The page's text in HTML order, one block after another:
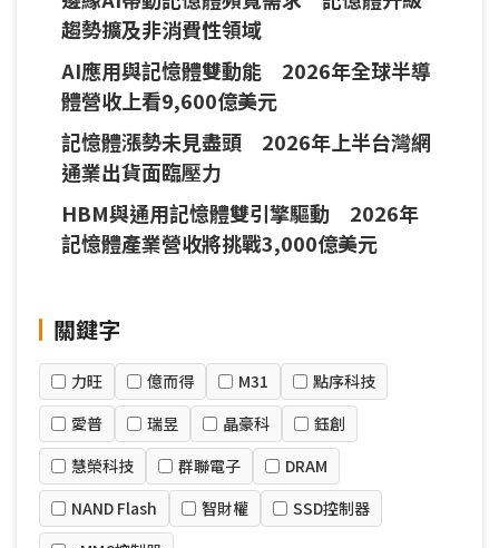
趨勢擴及非消費性領域
AI應用與記憶體雙動能 2026年全球半導
體營收上看9,600億美元
記憶體漲勢未見盡頭 2026年上半台灣網
通業出貨面臨壓力
HBM與通用記憶體雙引擎驅動 2026年
記憶體產業營收將挑戰3,000億美元
關鍵字
力旺 億而得 M31
點序科技
愛普
瑞昱 晶豪科
鈺創
慧榮科技
群聯電子
DRAM
NAND Flash
智財權
SSD控制器